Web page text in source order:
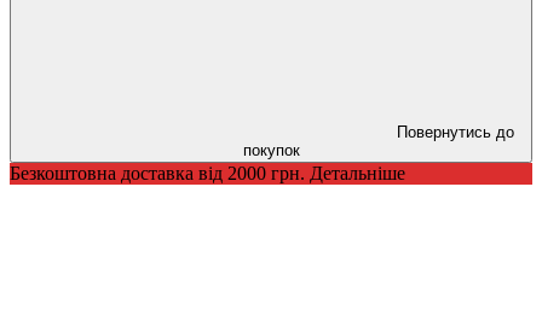
Повернутись до
покупок
Безкоштовна доставка від 2000 грн. Детальніше